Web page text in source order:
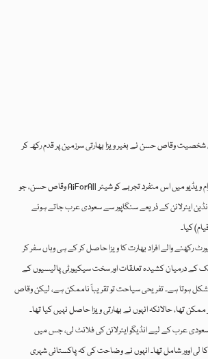
شخصیت وقاص حسن نے بغیر ویزا بھارتی سرزمین پر قدم رکھ کر
وقاص حسن، جو AiForAll کے بانی ہیں، نے اپنی انسٹاگرام ویڈیو میں اس منفرد تجربے کو شیئر
ایئرلائن کے ذریعے سنگاپور سے سعودی عرب جاتے ہوئے
کیا۔
رکھنے والے افراد بھارت کا ویزا حاصل کر کے ہی وہاں سفر کر
کے درمیان کشیدہ تعلقات اور سخت سیکیورٹی پالیسیوں کے
ہوتا ہے۔ تفریحی سیاحت تو تقریباً ناممکن ہے، لیکن وقاص
تھا، حالانکہ انہوں نے بھارتی ویزا حاصل نہیں کیا تھا۔
عرب کے لیے انڈیگو ایئرلائن کی فلائٹ لی، جس میں
پر 6 گھنٹے کا لی اوور شامل تھا۔ انہوں نے وضاحت کی کہ پاکستانی شہری